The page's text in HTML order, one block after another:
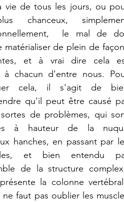
vie de tous les jours, ou
chanceux,
le mal de
matérialiser de plein de
et à vrai dire cela
à chacun d'entre nous.
cela, il s'agit de
qu'il peut être causé
de problèmes, qui
à hauteur de la
hanches, en passant par
et bien entendu
de la structure
la colonne
faut pas oublier les